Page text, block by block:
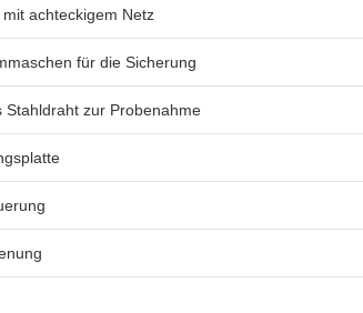
achteckigem Netz
für die Sicherung
Stahldraht zur Probenahme